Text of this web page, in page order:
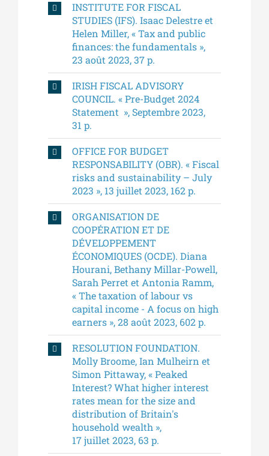
INSTITUTE FOR FISCAL
STUDIES (IFS). Isaac Delestre et
Helen Miller, « Tax and public
finances: the fundamentals »,
23 août 2023, 37 p.
IRISH FISCAL ADVISORY
COUNCIL. « Pre-Budget 2024
Statement », Septembre 2023,
31 p.
OFFICE FOR BUDGET
RESPONSABILITY (OBR). « Fiscal
risks and sustainability – July
2023 », 13 juillet 2023, 162 p.
ORGANISATION DE
COOPÉRATION ET DE
DÉVELOPPEMENT
ÉCONOMIQUES (OCDE). Diana
Hourani, Bethany Millar-Powell,
Sarah Perret et Antonia Ramm,
« The taxation of labour vs
capital income - A focus on high
earners », 28 août 2023, 602 p.
RESOLUTION FOUNDATION.
Molly Broome, Ian Mulheirn et
Simon Pittaway, « Peaked
Interest? What higher interest
rates mean for the size and
distribution of Britain's
household wealth »,
17 juillet 2023, 63 p.